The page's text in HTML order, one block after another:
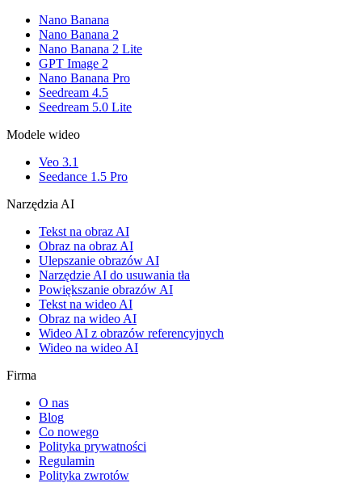
Nano Banana
Nano Banana 2
Nano Banana 2 Lite
GPT Image 2
Nano Banana Pro
Seedream 4.5
Seedream 5.0 Lite
Modele wideo
Veo 3.1
Seedance 1.5 Pro
Narzędzia AI
Tekst na obraz AI
Obraz na obraz AI
Ulepszanie obrazów AI
Narzędzie AI do usuwania tła
Powiększanie obrazów AI
Tekst na wideo AI
Obraz na wideo AI
Wideo AI z obrazów referencyjnych
Wideo na wideo AI
Firma
O nas
Blog
Co nowego
Polityka prywatności
Regulamin
Polityka zwrotów